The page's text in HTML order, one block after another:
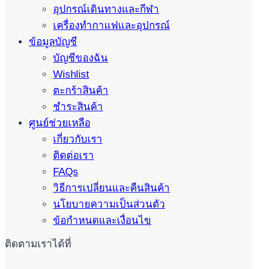
อุปกรณ์เดินทางและกีฬา
เครื่องทำกาแฟและอุปกรณ์
ข้อมูลบัญชี
บัญชีของฉัน
Wishlist
ตะกร้าสินค้า
ชำระสินค้า
ศูนย์ช่วยเหลือ
เกี่ยวกับเรา
ติดต่อเรา
FAQs
วิธีการเปลี่ยนและคืนสินค้า
นโยบายความเป็นส่วนตัว
ข้อกำหนดและเงื่อนไข
ติดตามเราได้ที่